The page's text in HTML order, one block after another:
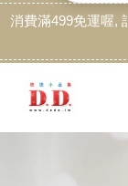
消費滿499免運喔,
您